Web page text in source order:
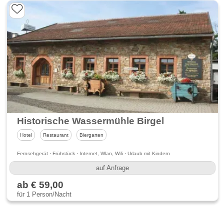
Historische Wassermühle Birgel
Hotel Restaurant Biergarten
Fernsehgerät · Frühstück · Internet, Wlan, Wifi · Urlaub mit Kindern
auf Anfrage
ab € 59,00
für 1 Person/Nacht